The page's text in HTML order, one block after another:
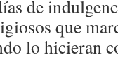
de
que
lo hicieran